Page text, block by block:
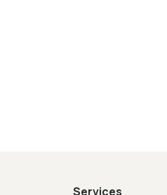
Services